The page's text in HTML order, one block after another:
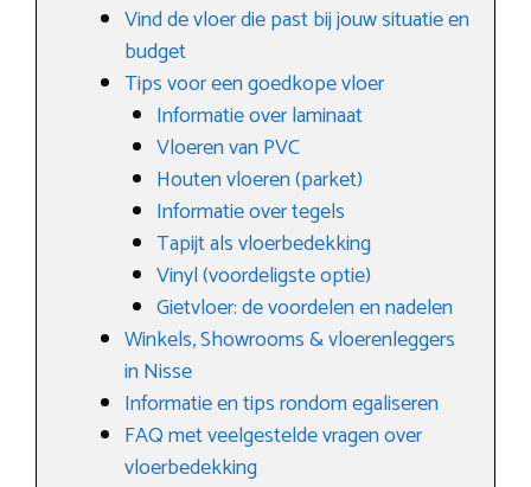
Vind de vloer die past bij jouw situatie en
budget
Tips voor een goedkope vloer
Informatie over laminaat
Vloeren van PVC
Houten vloeren (parket)
Informatie over tegels
Tapijt als vloerbedekking
Vinyl (voordeligste optie)
Gietvloer: de voordelen en nadelen
Winkels, Showrooms & vloerenleggers
in Nisse
Informatie en tips rondom egaliseren
FAQ met veelgestelde vragen over
vloerbedekking